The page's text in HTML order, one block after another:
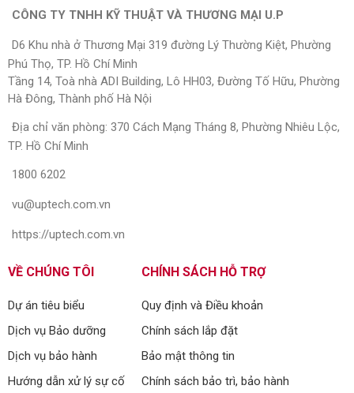
CÔNG TY TNHH KỸ THUẬT VÀ THƯƠNG MẠI U.P
D6 Khu nhà ở Thương Mại 319 đường Lý Thường Kiệt, Phường
Phú Thọ, TP. Hồ Chí Minh
Tầng 14, Toà nhà ADI Building, Lô HH03, Đường Tố Hữu, Phường
Hà Đông, Thành phố Hà Nội
Địa chỉ văn phòng: 370 Cách Mạng Tháng 8, Phường Nhiêu Lộc,
TP. Hồ Chí Minh
1800 6202
vu@uptech.com.vn
https://uptech.com.vn
VỀ CHÚNG TÔI
Dự án tiêu biểu
Dịch vụ Bảo dưỡng
Dịch vụ bảo hành
Hướng dẫn xử lý sự cố
CHÍNH SÁCH HỖ TRỢ
Quy định và Điều khoản
Chính sách lắp đặt
Bảo mật thông tin
Chính sách bảo trì, bảo hành